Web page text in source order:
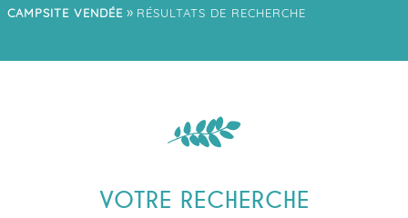
CAMPSITE VENDÉE » RÉSULTATS DE RECHERCHE
VOTRE RECHERCHE